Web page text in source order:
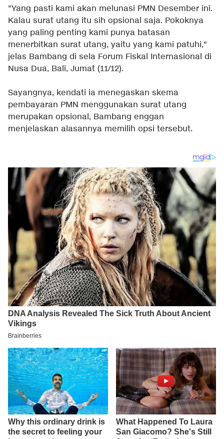
"Yang pasti kami akan melunasi PMN Desember ini.
Kalau surat utang itu sih opsional saja. Pokoknya
yang paling penting kami punya batasan
menerbitkan surat utang, yaitu yang kami patuhi,"
jelas Bambang di sela Forum Fiskal Internasional di
Nusa Dua, Bali, Jumat (11/12).
Sayangnya, kendati ia menegaskan skema
pembayaran PMN menggunakan surat utang
merupakan opsional, Bambang enggan
menjelaskan alasannya memilih opsi tersebut.